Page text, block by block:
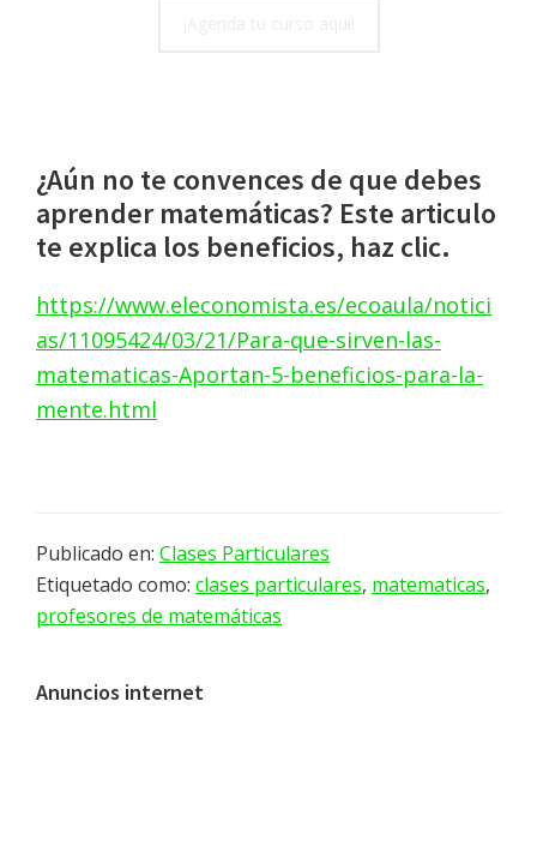
¿Aún no te convences de que debes
aprender matemáticas? Este articulo
te explica los beneficios, haz clic.
https://www.eleconomista.es/ecoaula/notici
as/11095424/03/21/Para-que-sirven-las-
matematicas-Aportan-5-beneficios-para-la-
mente.html
Publicado en: Clases Particulares
Etiquetado como: clases particulares, matematicas,
profesores de matemáticas
Barra
Anuncios internet